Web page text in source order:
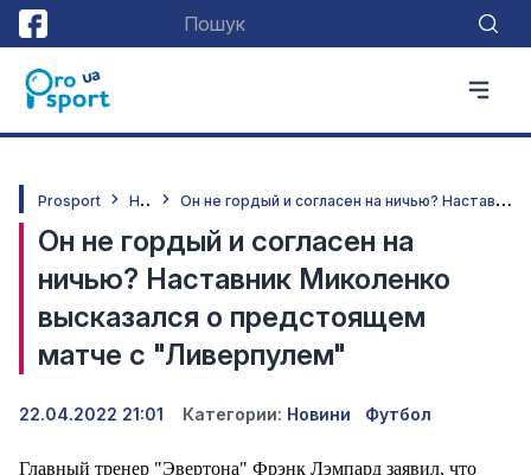
Prosport Н
овини О
н не гордый и согласен на ничью? Наставник Миколенко высказался о предстоящем матче с "Ливерпулем"
Он не гордый и согласен на
ничью? Наставник Миколенко
высказался о предстоящем
матче с "Ливерпулем"
22.04.2022 21:01 Категории: Новини Футбол
Главный тренер "Эвертона" Фрэнк Лэмпард заявил, что